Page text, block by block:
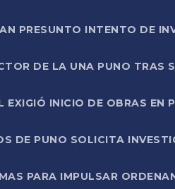
PRESUNTO INTENTO DE
DE LA UNA PUNO TRAS
INICIO DE OBRAS EN
DE PUNO SOLICITA
PARA IMPULSAR